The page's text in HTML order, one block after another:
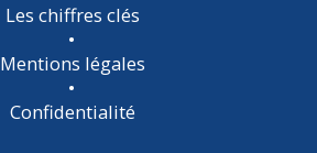
Les chiffres clés
Mentions légales
Confidentialité